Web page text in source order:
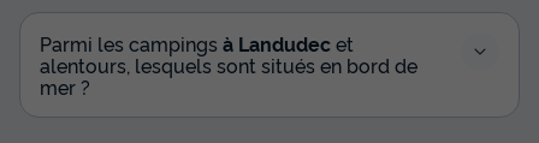
Parmi les campings à Landudecet
alentours, lesquels sont situés en bord de
mer ?